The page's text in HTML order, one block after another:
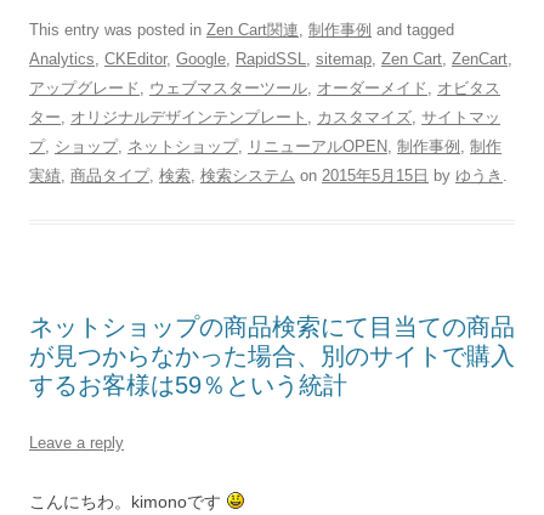
This entry was posted in Zen Cart関連, 制作事例 and tagged
Analytics, CKEditor, Google, RapidSSL, sitemap, Zen Cart, ZenCart,
アップグレード , ウェブマスターツール, オーダーメイド , オビタス
ター, オリジナルデザインテンプレート , カスタマイズ, サイトマッ
プ, ショップ, ネットショップ, リニューアルOPEN, 制作事例 , 制作
実績, 商品タイプ, 検索, 検索システム on 2015年5月15日 by ゆうき .
ネットショップの商品検索にて目当ての商品
が見つからなかった場合、別のサイトで購入
するお客様は59％という統計
Leave a reply
こんにちわ。kimonoです